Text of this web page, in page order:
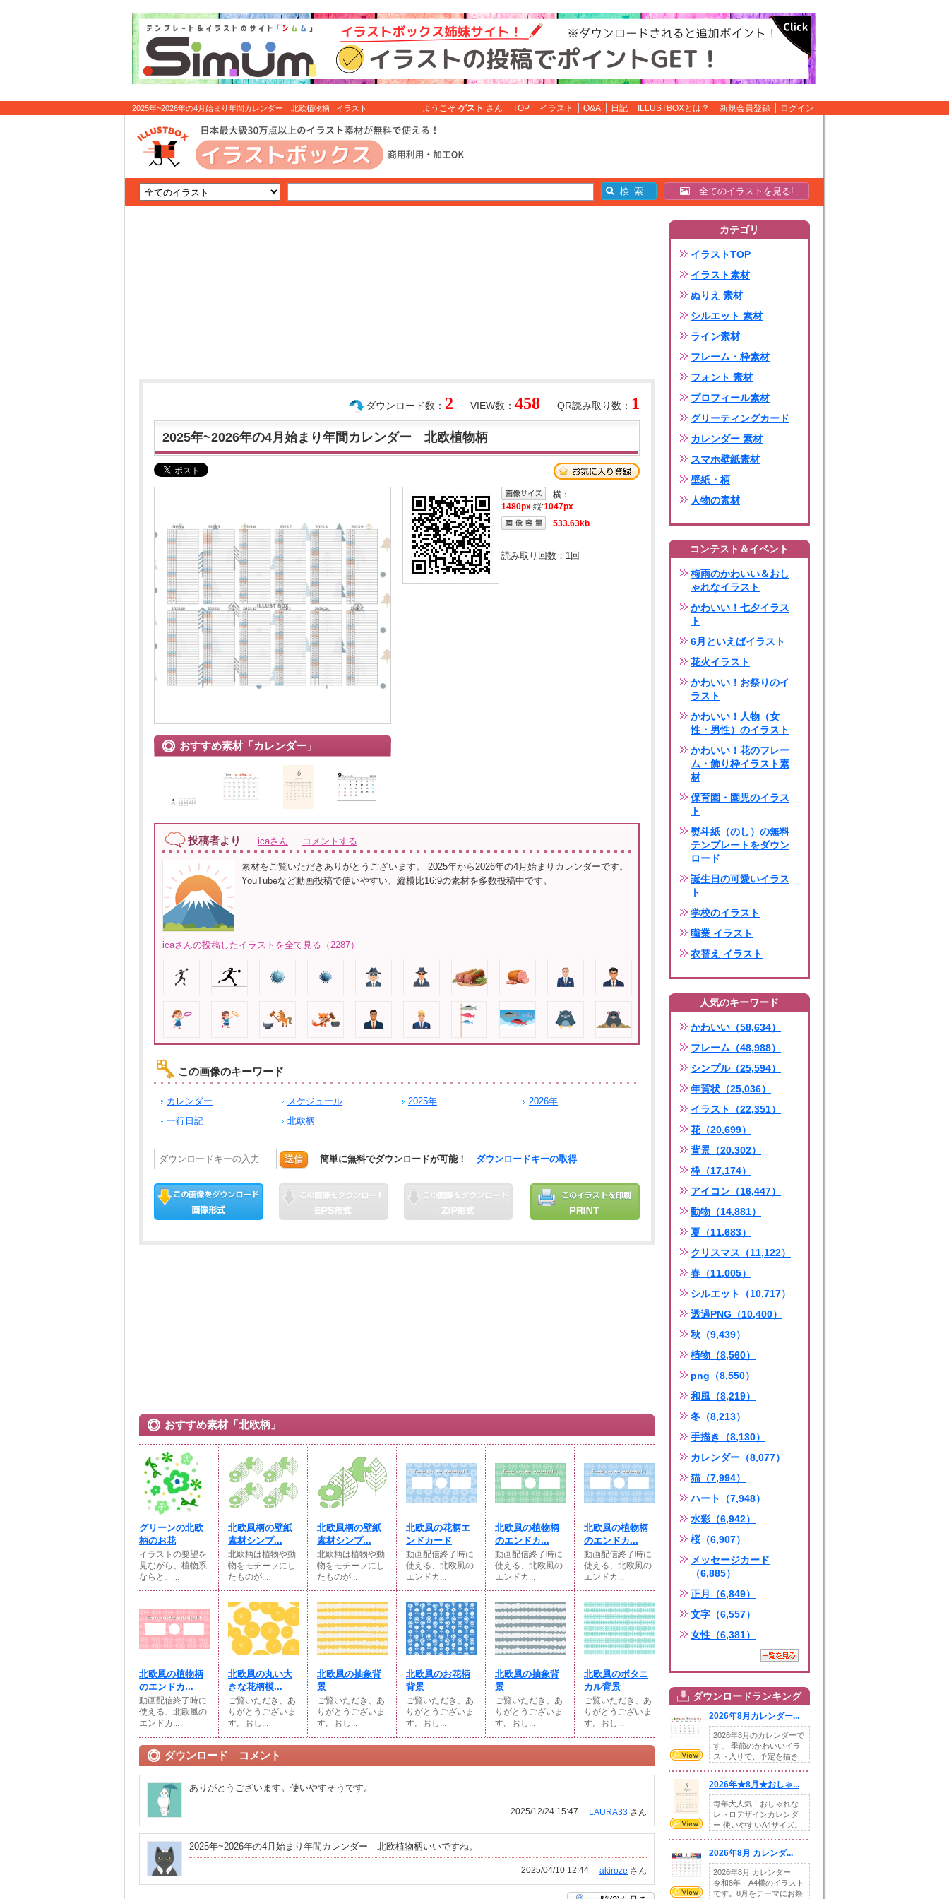
2025年~2026年の4月始まり年間カレンダー 北欧植物柄 : イラスト
ようこそ ゲスト さん TOP イラスト Q&A 日記 ILLUSTBOXとは？ 新規会員登録 ログイン
全てのイラストを見る!
QR読み取り数： 1
VIEW数： 458
ダウンロード数： 2
2025年~2026年の4月始まり年間カレンダー 北欧植物柄
おすすめ素材「カレンダー」
横：
1480px 縦:1047px
533.63kb
読み取り回数： 1回
投稿者より icaさん コメントする
素材をご覧いただきありがとうございます。 2025年から2026年の4月始まりカレンダーです。
YouTubeなど動画投稿で使いやすい、縦横比16:9の素材を多数投稿中です。
icaさんの投稿したイラストを全て見る（2287）
この画像のキーワード
カレンダー スケジュール 2025年
2026年
一行日記
北欧柄
送信 簡単に無料でダウンロードが可能！ ダウンロードキーの取得
おすすめ素材「北欧柄」
グリーンの北欧
柄のお花
イラストの要望を
見ながら、植物系
ならと、...
北欧風柄の壁紙
素材シンプ...
北欧柄は植物や動
物をモチーフにし
たものが...
北欧風柄の壁紙
素材シンプ...
北欧柄は植物や動
物をモチーフにし
たものが...
北欧風の花柄エ
ンドカード
動画配信終了時に
使える、北欧風の
エンドカ...
北欧風の植物柄
のエンドカ...
動画配信終了時に
使える、北欧風の
エンドカ...
北欧風の植物柄
のエンドカ...
動画配信終了時に
使える、北欧風の
エンドカ...
北欧風の植物柄
のエンドカ...
動画配信終了時に
使える、北欧風の
エンドカ...
北欧風の丸い大
きな花柄模...
ご覧いただき、あ
りがとうございま
す。おし...
北欧風の抽象背
景
ご覧いただき、あ
りがとうございま
す。おし...
北欧風のお花柄
背景
ご覧いただき、あ
りがとうございま
す。おし...
北欧風の抽象背
景
ご覧いただき、あ
りがとうございま
す。おし...
北欧風のボタニ
カル背景
ご覧いただき、あ
りがとうございま
す。おし...
ダウンロード コメント
ありがとうございます。使いやすそうです。
LAURA33 さん
2025/12/24 15:47
2025年~2026年の4月始まり年間カレンダー 北欧植物柄いいですね。
akiroze さん
2025/04/10 12:44
カテゴリ
イラストTOP
イラスト素材
ぬりえ 素材
シルエット 素材
ライン素材
フレーム・枠素材
フォント 素材
プロフィール素材
グリーティングカード
カレンダー 素材
スマホ壁紙素材
壁紙・柄
人物の素材
コンテスト＆イベント
梅雨のかわいい＆おし
ゃれなイラスト
かわいい！七夕イラス
ト
6月といえばイラスト
花火イラスト
かわいい！お祭りのイ
ラスト
かわいい！人物（女
性・男性）のイラスト
かわいい！花のフレー
ム・飾り枠イラスト素
材
保育園・園児のイラス
ト
熨斗紙（のし）の無料
テンプレートをダウン
ロード
誕生日の可愛いイラス
ト
学校のイラスト
職業 イラスト
衣替え イラスト
人気のキーワード
かわいい（58,634）
フレーム（48,988）
シンプル（25,594）
年賀状（25,036）
イラスト（22,351）
花（20,699）
背景（20,302）
枠（17,174）
アイコン（16,447）
動物（14,881）
夏（11,683）
クリスマス（11,122）
春（11,005）
シルエット（10,717）
透過PNG（10,400）
秋（9,439）
植物（8,560）
png（8,550）
和風（8,219）
冬（8,213）
手描き（8,130）
カレンダー（8,077）
猫（7,994）
ハート（7,948）
水彩（6,942）
桜（6,907）
メッセージカード
（6,885）
正月（6,849）
文字（6,557）
女性（6,381）
ダウンロードランキング
2026年8月カレンダー...
2026年8月のカレンダーで
す。 季節のかわいいイラ
スト入りで、予定を描き
2026年★8月★おしゃ...
毎年大人気！おしゃれな
レトロデザインカレンダ
ー 使いやすいA4サイズ。
2026年8月 カレンダ...
2026年8月 カレンダー
令和8年 A4横のイラスト
です。8月をテーマにお祭